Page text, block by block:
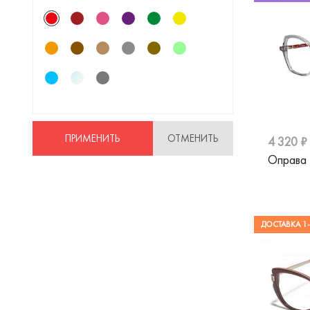
ПРИМЕНИТЬ ОТМЕНИТЬ
4 320 ₽
Оправа
ДОСТАВКА